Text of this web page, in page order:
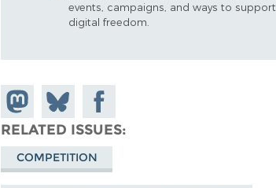
events, campaigns, and ways to support
digital freedom.
Share on
Mastodon
Share
on
Bluesky
Share on
Facebook
RELATED ISSUES
COMPETITION